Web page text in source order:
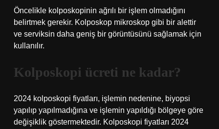
Öncelikle kolposkopinin ağrılı bir işlem olmadığını
belirtmek gerekir. Kolposkop mikroskop gibi bir alettir
ve serviksin daha geniş bir görüntüsünü sağlamak için
kullanılır.
Kolposkopi ücreti ne kadar?
2024 kolposkopi fiyatları, işlemin nedenine, biyopsi
yapılıp yapılmadığına ve işlemin yapıldığı bölgeye göre
değişiklik göstermektedir. Kolposkopi fiyatları 2024